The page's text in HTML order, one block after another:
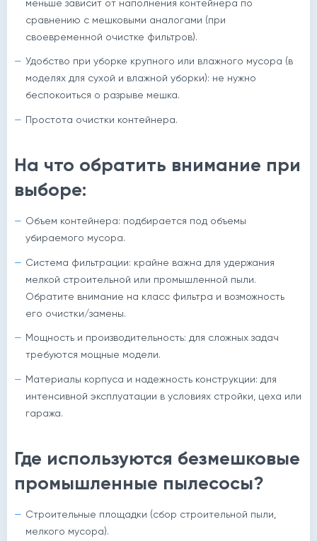
меньше зависит от наполнения контейнера по
сравнению с мешковыми аналогами (при
своевременной очистке фильтров).
Удобство при уборке крупного или влажного мусора (в
моделях для сухой и влажной уборки): не нужно
беспокоиться о разрыве мешка.
Простота очистки контейнера.
На что обратить внимание при
выборе:
Объем контейнера: подбирается под объемы
убираемого мусора.
Система фильтрации: крайне важна для удержания
мелкой строительной или промышленной пыли.
Обратите внимание на класс фильтра и возможность
его очистки/замены.
Мощность и производительность: для сложных задач
требуются мощные модели.
Материалы корпуса и надежность конструкции: для
интенсивной эксплуатации в условиях стройки, цеха или
гаража.
Где используются безмешковые
промышленные пылесосы?
Строительные площадки (сбор строительной пыли,
мелкого мусора).